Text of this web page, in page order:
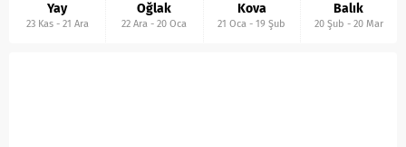
Yay
23 Kas- 21 Ara
Oğlak
22 Ara -20 Oca
Kova
21 Oca -19 Şub
Balık
20 Şub - 20 Mar